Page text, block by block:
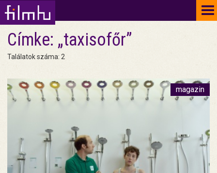
Címke: „taxisofőr”
Találatok száma: 2
magazin